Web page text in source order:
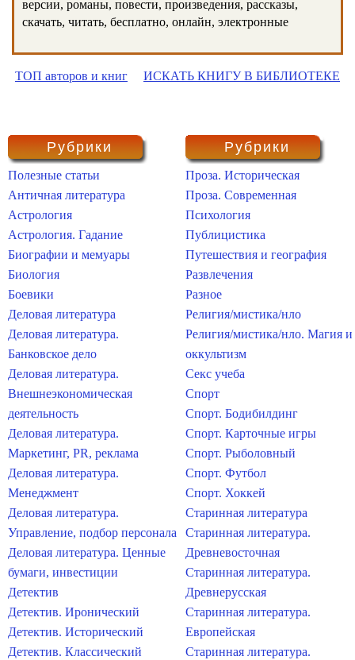
версии, романы, повести, произведения, рассказы,
скачать, читать, бесплатно, онлайн, электронные
ТОП авторов и книг ИСКАТЬ КНИГУ В БИБЛИОТЕКЕ
Рубрики
Полезные статьи
Античная литература
Астрология
Астрология. Гадание
Биографии и мемуары
Биология
Боевики
Деловая литература
Деловая литература.
Банковское дело
Деловая литература.
Внешнеэкономическая
деятельность
Деловая литература.
Маркетинг, PR, реклама
Деловая литература.
Менеджмент
Деловая литература.
Управление, подбор персонала
Деловая литература. Ценные
бумаги, инвестиции
Детектив
Детектив. Иронический
Детектив. Исторический
Детектив. Классический
Рубрики
Проза. Историческая
Проза. Современная
Психология
Публицистика
Путешествия и география
Развлечения
Разное
Религия/мистика/нло
Религия/мистика/нло. Магия и
оккультизм
Секс учеба
Спорт
Спорт. Бодибилдинг
Спорт. Карточные игры
Спорт. Рыболовный
Спорт. Футбол
Спорт. Хоккей
Старинная литература
Старинная литература.
Древневосточная
Старинная литература.
Древнерусская
Старинная литература.
Европейская
Старинная литература.